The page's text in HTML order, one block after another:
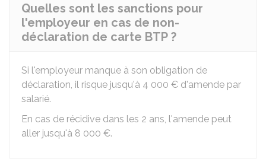
Quelles sont les sanctions pour
l'employeur en cas de non-
déclaration de carte BTP ?
Si l'employeur manque à son obligation de
déclaration, il risque jusqu'à 4 000 € d'amende par
salarié.
En cas de récidive dans les 2 ans, l'amende peut
aller jusqu'à 8 000 €.